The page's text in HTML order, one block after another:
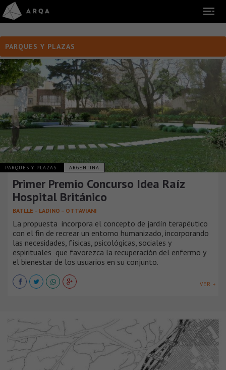
PARQUES Y PLAZAS
PARQUES Y PLAZAS ARGENTINA
Primer Premio Concurso Idea Raíz
Hospital Británico
BATLLE – LADINO – OTTAVIANI
La propuesta incorpora el concepto de jardín terapéutico
con el fin de recrear un entorno humanizado, incorporando
las necesidades, físicas, psicológicas, sociales y
espirituales que favorezca la recuperación del enfermo y
el bienestar de los usuarios en su conjunto.
VER +